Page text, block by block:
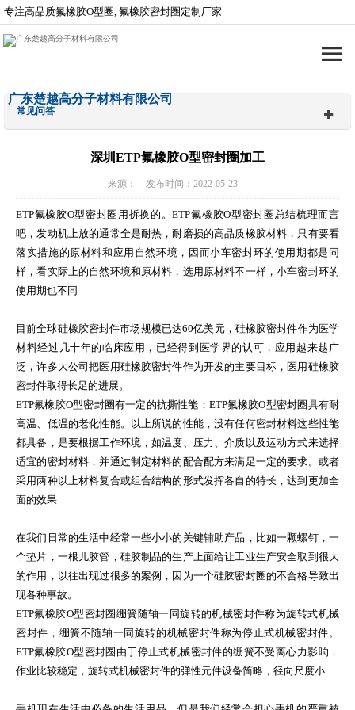
专注高品质氟橡胶O型圈, 氟橡胶密封圈定制厂家
广东楚越高分子材料有限公司
常见问答
深圳ETP氟橡胶O型密封圈加工
来源： 发布时间：2022-05-23
ETP氟橡胶O型密封圈用拆换的。ETP氟橡胶O型密封圈总结梳理而言
吧，发动机上放的通常全是耐热，耐磨损的高品质橡胶材料，只有要看
落实措施的原材料和应用自然环境，因而小车密封环的使用期都是同
样，看实际上的自然环境和原材料，选用原材料不一样，小车密封环的
使用期也不同
目前全球硅橡胶密封件市场规模已达60亿美元，硅橡胶密封件作为医学
材料经过几十年的临床应用，已经得到医学界的认可，应用越来越广
泛，许多大公司把医用硅橡胶密封件作为开发的主要目标，医用硅橡胶
密封件取得长足的进展。
ETP氟橡胶O型密封圈有一定的抗撕性能；ETP氟橡胶O型密封圈具有耐
高温、低温的老化性能。以上所说的性能，没有任何密封材料这些性能
都具备，是要根据工作环境，如温度、压力、介质以及运动方式来选择
适宜的密封材料，并通过制定材料的配合配方来满足一定的要求。或者
采用两种以上材料复合或组合结构的形式发挥各自的特长，达到更加全
面的效果
在我们日常的生活中经常一些小小的关键辅助产品，比如一颗螺钉，一
个垫片，一根儿胶管，硅胶制品的生产上面给让工业生产安全取到很大
的作用，以往出现过很多的案例，因为一个硅胶密封圈的不合格导致出
现各种事故。
ETP氟橡胶O型密封圈绷簧随轴一同旋转的机械密封件称为旋转式机械
密封件，绷簧不随轴一同旋转的机械密封件称为停止式机械密封件。
ETP氟橡胶O型密封圈由于停止式机械密封件的绷簧不受离心力影响，
作业比较稳定，旋转式机械密封件的弹性元件设备简略，径向尺度小